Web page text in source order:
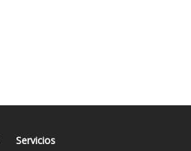
Servicios